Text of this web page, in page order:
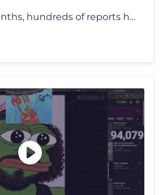
In the last few months, hundreds of reports have appeared all over the